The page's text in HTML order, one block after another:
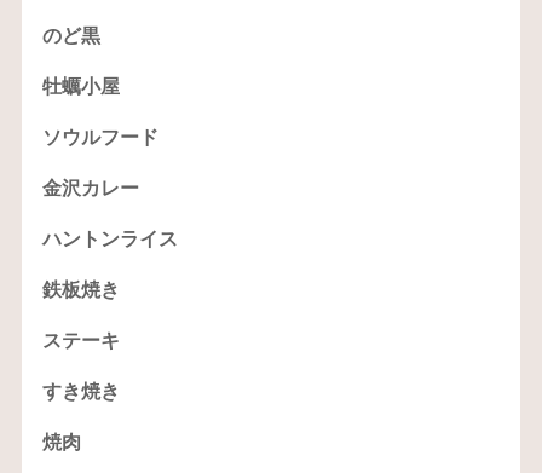
のど黒
牡蠣小屋
ソウルフード
金沢カレー
ハントンライス
鉄板焼き
ステーキ
すき焼き
焼肉